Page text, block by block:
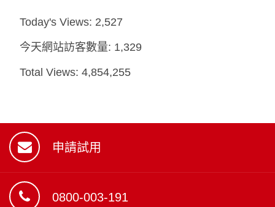
Today's Views: 2,527
今天網站訪客數量: 1,329
Total Views:4,854,255
申請試用
0800-003-191